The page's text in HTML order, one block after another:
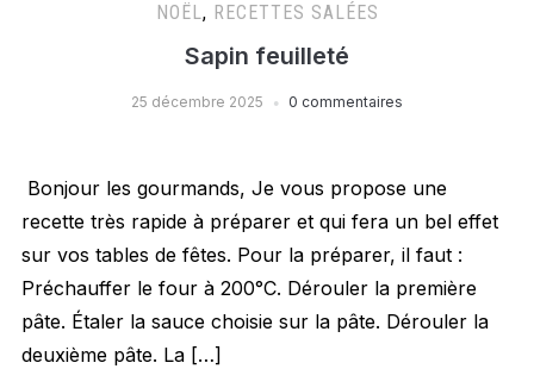
NOËL, RECETTES SALÉES
Sapin feuilleté
25 décembre 2025 0 commentaires
Bonjour les gourmands, Je vous propose une
recette très rapide à préparer et qui fera un bel effet
sur vos tables de fêtes. Pour la préparer, il faut :
Préchauffer le four à 200°C. Dérouler la première
pâte. Étaler la sauce choisie sur la pâte. Dérouler la
deuxième pâte. La […]